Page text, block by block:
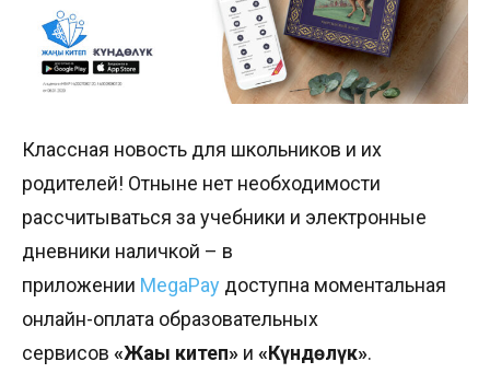
Классная новость для школьников и их
родителей! Отныне нет необходимости
рассчитываться за учебники и электронные
дневники наличкой – в
приложении MegaPay доступна моментальная
онлайн-оплата образовательных
сервисов «Жаңы китеп» и «Күндөлүк».